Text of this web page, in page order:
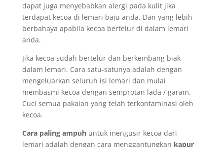
dapat juga menyebabkan alergi pada kulit jika
terdapat kecoa di lemari baju anda. Dan yang lebih
berbahaya apabila kecoa bertelur di dalam lemari
anda.
Jika kecoa sudah bertelur dan berkembang biak
dalam lemari. Cara satu-satunya adalah dengan
mengeluarkan seluruh isi lemari dan mulai
membasmi kecoa dengan semprotan lada / garam.
Cuci semua pakaian yang telah terkontaminasi oleh
kecoa.
Cara paling ampuhuntuk mengusir kecoa dari
lemari adalah dengan cara menggantungkan kapur